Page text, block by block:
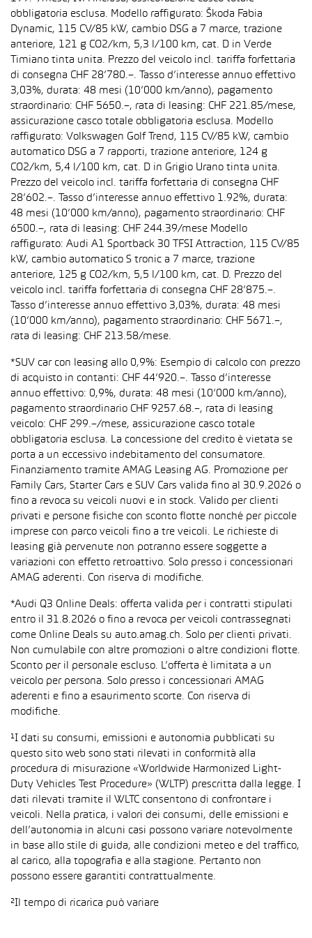
obbligatoria esclusa. Modello raffigurato: Škoda Fabia
Dynamic, 115 CV/85 kW, cambio DSG a 7 marce, trazione
anteriore, 121 g CO2/km, 5,3 l/100 km, cat. D in Verde
Timiano tinta unita. Prezzo del veicolo incl. tariffa forfettaria
di consegna CHF 28’780.–. Tasso d’interesse annuo effettivo
3,03%, durata: 48 mesi (10’000 km/anno), pagamento
straordinario: CHF 5650.–, rata di leasing: CHF 221.85/mese,
assicurazione casco totale obbligatoria esclusa. Modello
raffigurato: Volkswagen Golf Trend, 115 CV/85 kW, cambio
automatico DSG a 7 rapporti, trazione anteriore, 124 g
CO2/km, 5,4 l/100 km, cat. D in Grigio Urano tinta unita.
Prezzo del veicolo incl. tariffa forfettaria di consegna CHF
28’602.–. Tasso d’interesse annuo effettivo 1.92%, durata:
48 mesi (10’000 km/anno), pagamento straordinario: CHF
6500.–, rata di leasing: CHF 244.39/mese Modello
raffigurato: Audi A1 Sportback 30 TFSI Attraction, 115 CV/85
kW, cambio automatico S tronic a 7 marce, trazione
anteriore, 125 g CO2/km, 5,5 l/100 km, cat. D. Prezzo del
veicolo incl. tariffa forfettaria di consegna CHF 28’875.–.
Tasso d’interesse annuo effettivo 3,03%, durata: 48 mesi
(10’000 km/anno), pagamento straordinario: CHF 5671.–,
rata di leasing: CHF 213.58/mese.
*SUV car con leasing allo 0,9%: Esempio di calcolo con prezzo
di acquisto in contanti: CHF 44’920.–. Tasso d’interesse
annuo effettivo: 0,9%, durata: 48 mesi (10’000 km/anno),
pagamento straordinario CHF 9257.68.–, rata di leasing
veicolo: CHF 299.–/mese, assicurazione casco totale
obbligatoria esclusa. La concessione del credito è vietata se
porta a un eccessivo indebitamento del consumatore.
Finanziamento tramite AMAG Leasing AG. Promozione per
Family Cars, Starter Cars e SUV Cars valida fino al 30.9.2026 o
fino a revoca su veicoli nuovi e in stock. Valido per clienti
privati e persone fisiche con sconto flotte nonché per piccole
imprese con parco veicoli fino a tre veicoli. Le richieste di
leasing già pervenute non potranno essere soggette a
variazioni con effetto retroattivo. Solo presso i concessionari
AMAG aderenti. Con riserva di modifiche.
*Audi Q3 Online Deals: offerta valida per i contratti stipulati
entro il 31.8.2026 o fino a revoca per veicoli contrassegnati
come Online Deals su auto.amag.ch. Solo per clienti privati.
Non cumulabile con altre promozioni o altre condizioni flotte.
Sconto per il personale escluso. L’offerta è limitata a un
veicolo per persona. Solo presso i concessionari AMAG
aderenti e fino a esaurimento scorte. Con riserva di
modifiche.
¹I dati su consumi, emissioni e autonomia pubblicati su
questo sito web sono stati rilevati in conformità alla
procedura di misurazione «Worldwide Harmonized Light-
Duty Vehicles Test Procedure» (WLTP) prescritta dalla legge. I
dati rilevati tramite il WLTC consentono di confrontare i
veicoli. Nella pratica, i valori dei consumi, delle emissioni e
dell’autonomia in alcuni casi possono variare notevolmente
in base allo stile di guida, alle condizioni meteo e del traffico,
al carico, alla topografia e alla stagione. Pertanto non
possono essere garantiti contrattualmente.
²Il tempo di ricarica può variare